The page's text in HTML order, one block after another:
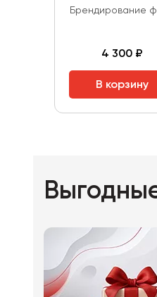
Брендирование
4 300 ₽
В корзину